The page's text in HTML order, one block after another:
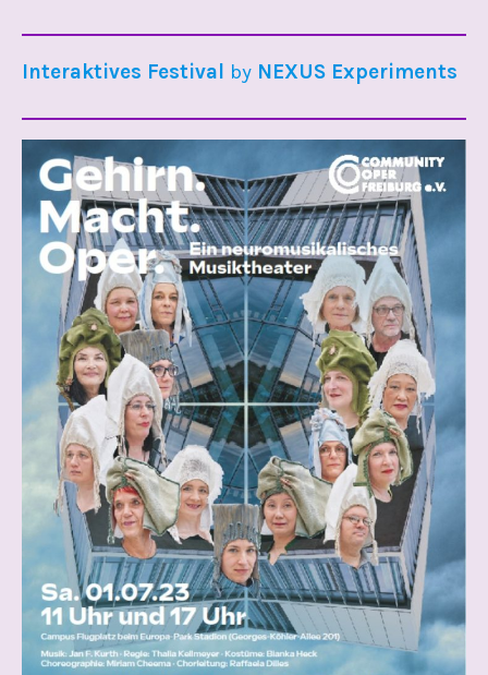
Interaktives Festival by NEXUS Experiments